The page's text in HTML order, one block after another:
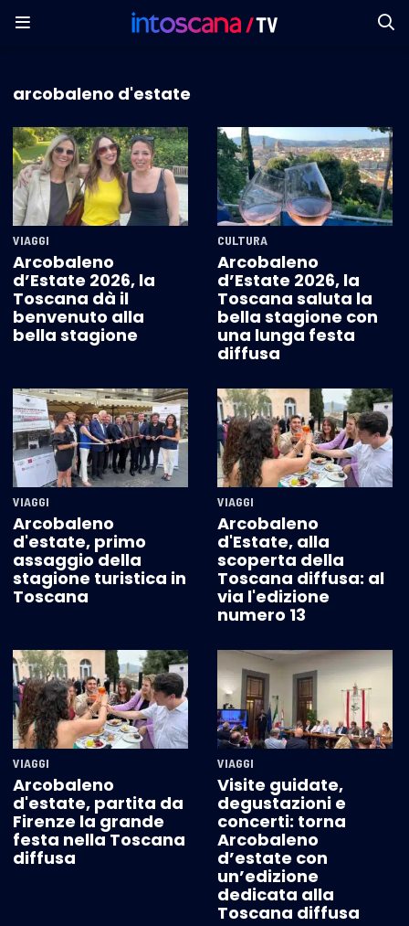
arcobaleno d'estate
VIAGGI
Arcobaleno
d’Estate 2026, la
Toscana dà il
benvenuto alla
bella stagione
CULTURA
Arcobaleno
d’Estate 2026, la
Toscana saluta la
bella stagione con
una lunga festa
diffusa
VIAGGI
Arcobaleno
d'estate, primo
assaggio della
stagione turistica in
Toscana
VIAGGI
Arcobaleno
d'Estate, alla
scoperta della
Toscana diffusa: al
via l'edizione
numero 13
VIAGGI
Arcobaleno
d'estate, partita da
Firenze la grande
festa nella Toscana
diffusa
VIAGGI
Visite guidate,
degustazioni e
concerti: torna
Arcobaleno
d’estate con
un’edizione
dedicata alla
Toscana diffusa